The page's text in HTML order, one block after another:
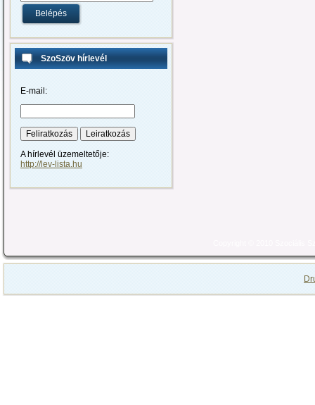
SzoSzöv hírlevél
E-mail:
A hírlevél üzemeltetője:
http://lev-lista.hu